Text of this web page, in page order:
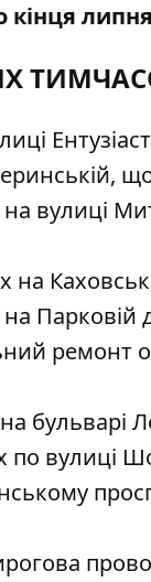
кінця
,
на вулиці
на
Парковій
ремонт
бульварі
по вулиці